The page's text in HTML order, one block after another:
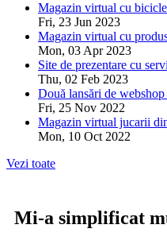
Magazin virtual cu
Fri, 23 Jun 2023
Magazin virtual cu
Mon, 03 Apr 2023
Site de prezentare cu
Thu, 02 Feb 2023
Două lansări de
Fri, 25 Nov 2022
Magazin virtual jucarii
Mon, 10 Oct 2022
Vezi toate
Mi-a simplificat